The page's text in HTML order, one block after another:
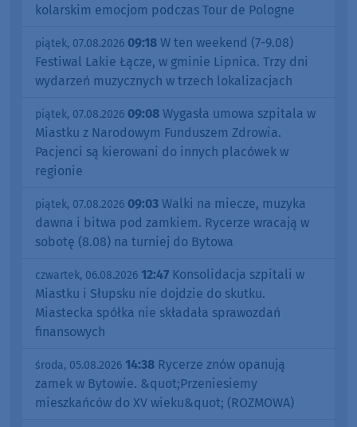
kolarskim emocjom podczas Tour de Pologne
piątek, 07.08.2026 09:18 W ten weekend (7-9.08)
Festiwal Lakie Łącze, w gminie Lipnica. Trzy dni
wydarzeń muzycznych w trzech lokalizacjach
piątek, 07.08.2026 09:08 Wygasła umowa szpitala w
Miastku z Narodowym Funduszem Zdrowia.
Pacjenci są kierowani do innych placówek w
regionie
piątek, 07.08.2026 09:03 Walki na miecze, muzyka
dawna i bitwa pod zamkiem. Rycerze wracają w
sobotę (8.08) na turniej do Bytowa
czwartek, 06.08.2026 12:47 Konsolidacja szpitali w
Miastku i Słupsku nie dojdzie do skutku.
Miastecka spółka nie składała sprawozdań
finansowych
środa, 05.08.2026 14:38 Rycerze znów opanują
zamek w Bytowie. &quot;Przeniesiemy
mieszkańców do XV wieku&quot; (ROZMOWA)